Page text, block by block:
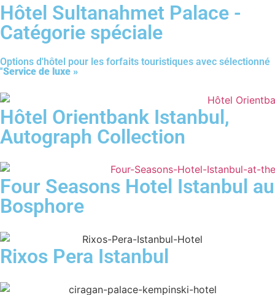
Hôtel Sultanahmet Palace -
Catégorie spéciale
Options d'hôtel pour les forfaits touristiques avec sélectionné
''Service de luxe »
Hôtel Orientbank Istanbul,
Autograph Collection
Four Seasons Hotel Istanbul au
Bosphore
Rixos Pera Istanbul